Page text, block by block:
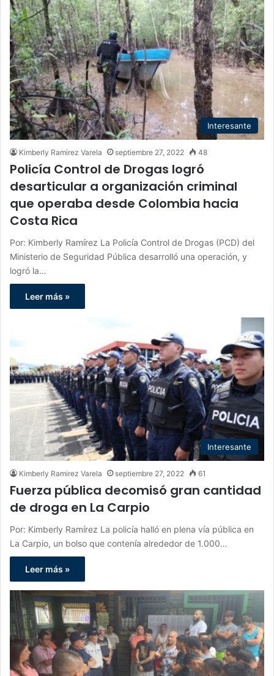
Interesante
Kimberly Ramirez Varela septiembre 27, 2022 48
Policía Control de Drogas logró
desarticular a organización criminal
que operaba desde Colombia hacia
Costa Rica
Por: Kimberly Ramírez La Policía Control de Drogas (PCD) del
Ministerio de Seguridad Pública desarrolló una operación, y
logró la…
Leer más »
Interesante
Kimberly Ramirez Varela septiembre 27, 2022 61
Fuerza pública decomisó gran cantidad
de droga en La Carpio
Por: Kimberly Ramírez La policía halló en plena vía pública en
La Carpio, un bolso que contenía alrededor de 1.000…
Leer más »